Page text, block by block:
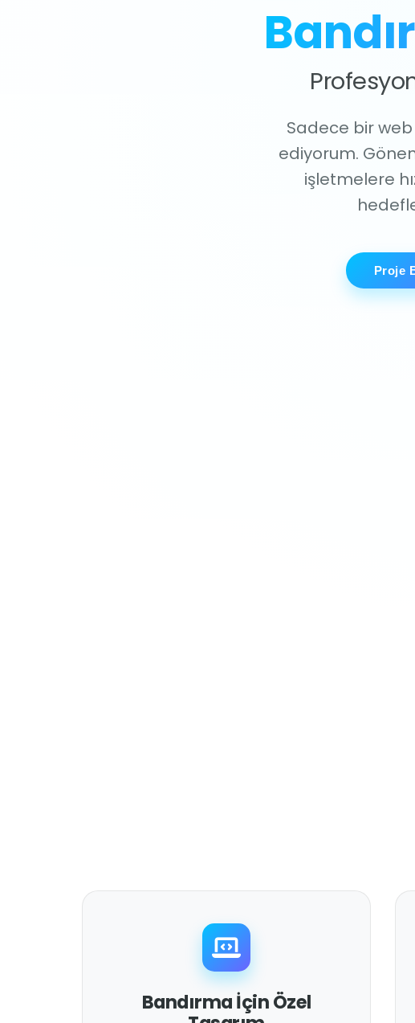
Sadece bir
ediyorum.
işletmelere
Proje
Bandırma İçin Özel